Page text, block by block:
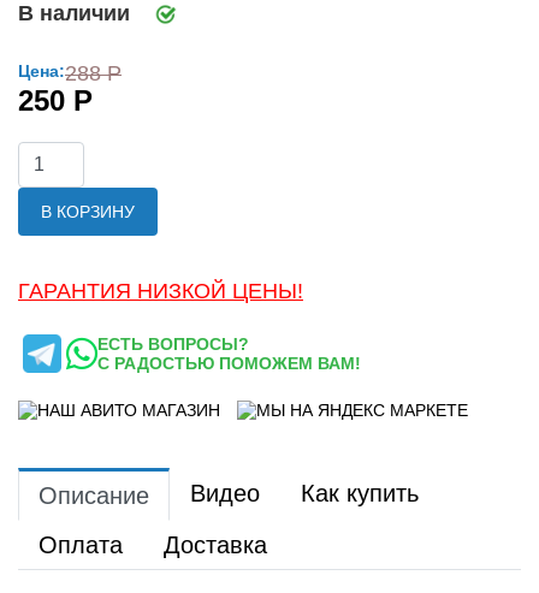
В наличии
Цена:288 Р
250 Р
В КОРЗИНУ
ГАРАНТИЯ НИЗКОЙ ЦЕНЫ!
ЕСТЬ ВОПРОСЫ?
С РАДОСТЬЮ ПОМОЖЕМ ВАМ!
Описание Видео
Как купить
Оплата
Доставка